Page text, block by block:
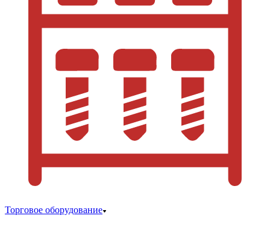
Торговое оборудование